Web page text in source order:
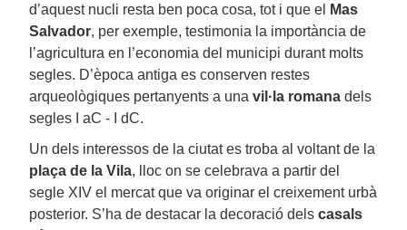
d’aquest nucli resta ben poca cosa, tot i que el
Mas
Salvador, per exemple, testimonia la importància de
l’agricultura en l’economia del municipi durant molts
segles. D’època antiga es conserven restes
arqueològiques pertanyents a una vil·la romana dels
segles I aC - I dC.
Un dels interessos de la ciutat es troba al voltant de la
plaça de la Vila, lloc on se celebrava a partir del
segle XIV el mercat que va originar el creixement urbà
posterior. S’ha de destacar la decoració dels casals